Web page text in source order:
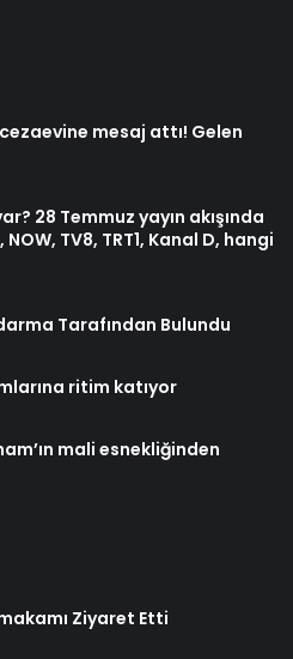
mesaj attı! Gelen
28 Temmuz yayın akışında
TV8, TRT1, Kanal D, hangi
Tarafından Bulundu
ritim katıyor
mali esnekliğinden
Ziyaret Etti